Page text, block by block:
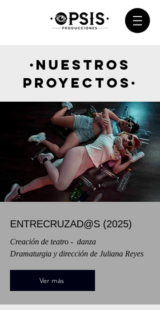
·Nuestros
Proyectos·
ENTRECRUZAD@S (2025)
Creación de teatro - danza
Dramaturgia y dirección de Juliana Reyes
Ver más